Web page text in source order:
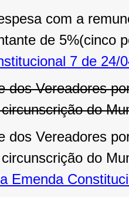
com a
de 5%(cinco
7 de 24/
dos Vereadores
do
dos Vereadores
do
Emenda